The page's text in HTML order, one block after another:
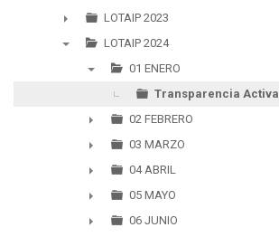
►
►
LOTAIP 2023
LOTAIP 2024
01 ENERO
Transparencia Activa
►
02 FEBRERO
►
03 MARZO
►
04 ABRIL
►
05 MAYO
06 JUNIO